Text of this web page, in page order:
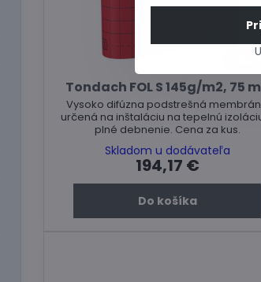
Tondach FOL S 145g/m2, 75
Vysoko difúzna podstrešná
určená na inštaláciu na tepelnú
plné debnenie. Cena za kus.
Skladom u dodávateľa
194,17 €
Do košíka